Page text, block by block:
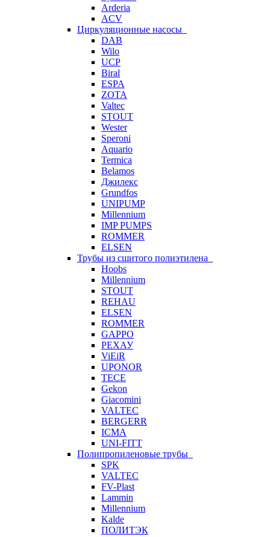
Arderia
ACV
Циркуляционные насосы
DAB
Wilo
UCP
Biral
ESPA
ZOTA
Valtec
STOUT
Wester
Speroni
Aquario
Termica
Belamos
Джилекс
Grundfos
UNIPUMP
Millennium
IMP PUMPS
ROMMER
ELSEN
Трубы из сшитого полиэтилена
Hoobs
Millennium
STOUT
REHAU
ELSEN
ROMMER
GAPPO
РЕХАУ
ViEiR
UPONOR
TECE
Gekon
Giacomini
VALTEC
BERGERR
ICMA
UNI-FITT
Полипропиленовые трубы
SPK
VALTEC
FV-Plast
Lammin
Millennium
Kalde
ПОЛИТЭК